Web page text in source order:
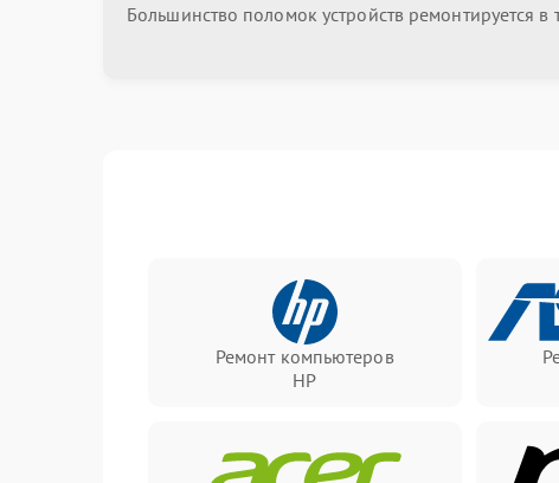
Большинство поломок устройств ремонтируется в
Ремонт компьютеров
HP